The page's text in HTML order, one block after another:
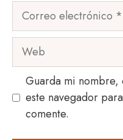
Correo
Web
Guarda mi
este navegador
comente.